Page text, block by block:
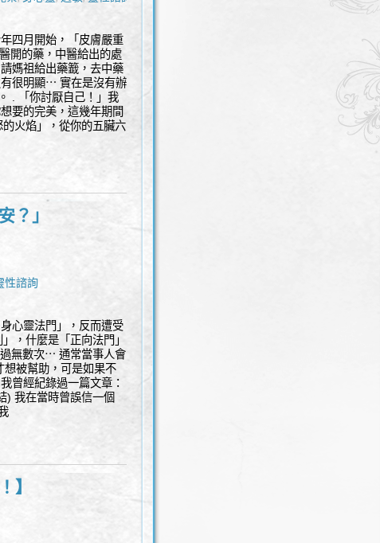
四月開始，「皮膚嚴重
開的藥，中醫給出的處
媽祖給出藥籖，去中藥
很明顯⋯ 實在是沒有辦
. 「你討厭自己！」我
要的完美，這幾年期間
火焰」，從你的五臟六
？」
性諮詢
心靈法門」，反而遭受
，什麼是「正向法門」
無數次⋯ 通常當事人會
想被幫助，可是如果不
曾經紀錄過一篇文章：
) 我在當時曾誤信一個
】